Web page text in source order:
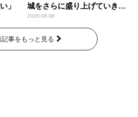
」
城をさらに盛り上げていきた
いです」
2026.08.08
記事をもっと見る